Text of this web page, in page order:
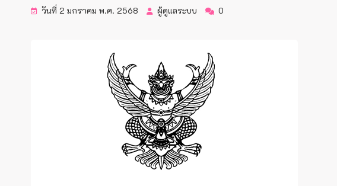
วันที่ 2 มกราคม พ.ศ. 2568 ผู้ดูแลระบบ 0